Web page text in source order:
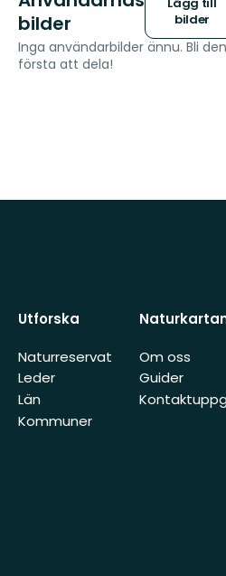
bilder
bilder
Inga användarbilder ännu. Bli den
första att dela!
Utforska
Naturreservat
Leder
Län
Kommuner
Om oss
Guider